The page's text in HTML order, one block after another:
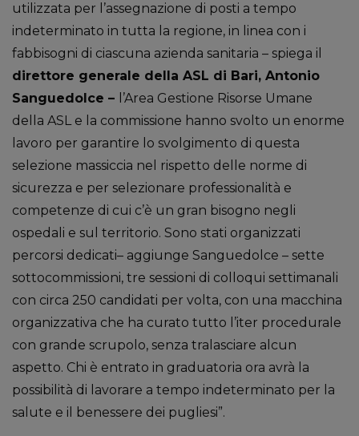
utilizzata per l’assegnazione di posti a tempo
indeterminato in tutta la regione, in linea con i
fabbisogni di ciascuna azienda sanitaria – spiega il
direttore generale della ASL di Bari, Antonio
Sanguedolce – l’Area Gestione Risorse Umane
della ASL e la commissione hanno svolto un enorme
lavoro per garantire lo svolgimento di questa
selezione massiccia nel rispetto delle norme di
sicurezza e per selezionare professionalità e
competenze di cui c’è un gran bisogno negli
ospedali e sul territorio. Sono stati organizzati
percorsi dedicati– aggiunge Sanguedolce – sette
sottocommissioni, tre sessioni di colloqui settimanali
con circa 250 candidati per volta, con una macchina
organizzativa che ha curato tutto l’iter procedurale
con grande scrupolo, senza tralasciare alcun
aspetto. Chi è entrato in graduatoria ora avrà la
possibilità di lavorare a tempo indeterminato per la
salute e il benessere dei pugliesi”.